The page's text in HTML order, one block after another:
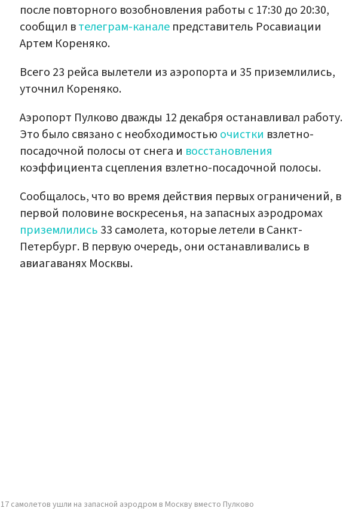
после повторного возобновления работы с 17:30 до 20:30,
сообщил втелеграм-канале представитель Росавиации
Артем Кореняко.
Всего 23 рейса вылетели из аэропорта и 35 приземлились,
уточнил Кореняко.
Аэропорт Пулково дважды 12 декабря останавливал работу.
Это было связано с необходимостью очистки взлетно-
посадочной полосы от снега и восстановления
коэффициента сцепления взлетно-посадочной полосы.
Сообщалось, что во время действия первых ограничений, в
первой половине воскресенья, на запасных аэродромах
приземлились 33 самолета, которые летели в Санкт-
Петербург. В первую очередь, они останавливались в
авиагаванях Москвы.
17 самолетов ушли на запасной аэродром в Москву вместо Пулково